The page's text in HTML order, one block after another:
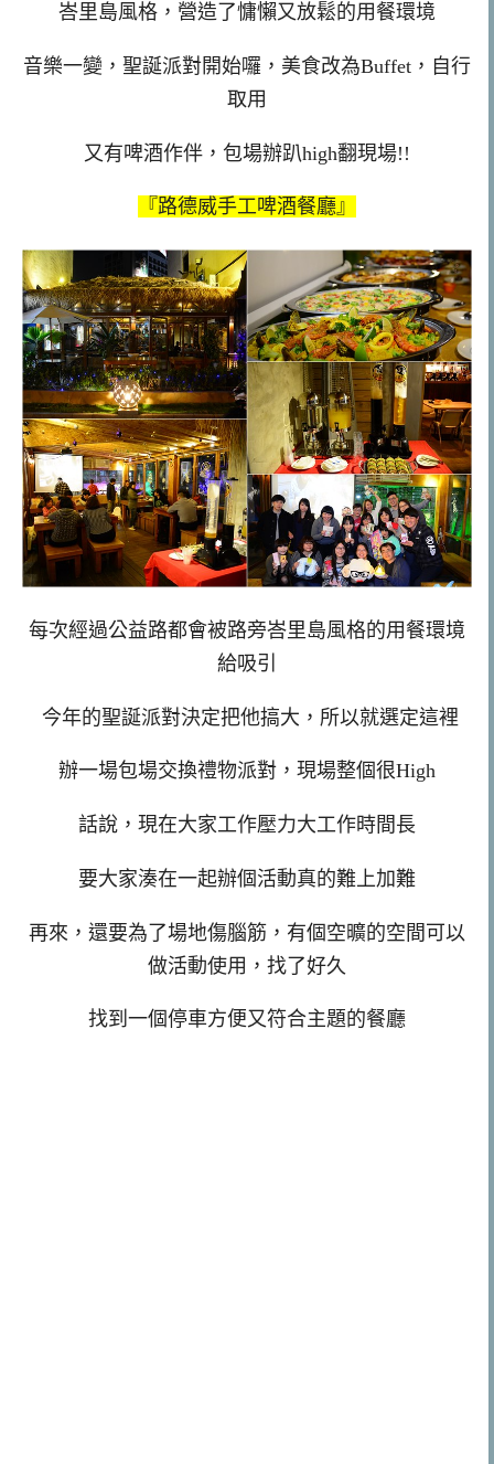
峇里島風格，營造了慵懶又放鬆的用餐環境
音樂一變，聖誕派對開始囉，美食改為Buffet，自行
取用
又有啤酒作伴，包場辦趴high翻現場!!
『路德威手工啤酒餐廳』
每次經過公益路都會被路旁峇里島風格的用餐環境
給吸引
今年的聖誕派對決定把他搞大，所以就選定這裡
辦一場包場交換禮物派對，現場整個很High
話說，現在大家工作壓力大工作時間長
要大家湊在一起辦個活動真的難上加難
再來，還要為了場地傷腦筋，有個空曠的空間可以
做活動使用，找了好久
找到一個停車方便又符合主題的餐廳